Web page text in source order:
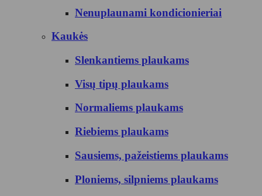
Nenuplaunami kondicionieriai
Kaukės
Slenkantiems plaukams
Visų tipų plaukams
Normaliems plaukams
Riebiems plaukams
Sausiems, pažeistiems plaukams
Ploniems, silpniems plaukams